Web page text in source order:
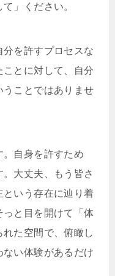
」ください。
を許すプロセスな
とに対して、自分
ことではありませ
。自身を許すため
大丈夫、もう皆さ
という存在に辿り着
と目を開けて「体
た空間で、俯瞰し
い体験があるだけ